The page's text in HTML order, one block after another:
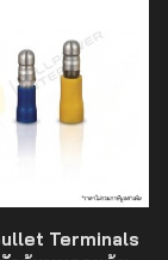
Terminals